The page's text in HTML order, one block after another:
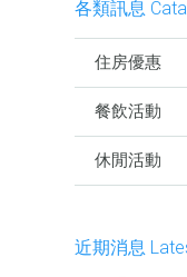
各類訊息
住房優惠
餐飲活動
休閒活動
近期消息